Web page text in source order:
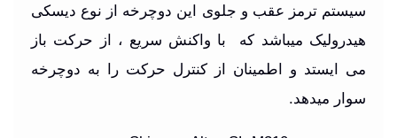
سیستم ترمز عقب و جلوی این دوچرخه از نوع دیسکی
هیدرولیک میباشد که با واکنش سریع ، از حرکت باز
می ایستد و اطمینان از کنترل حرکت را به دوچرخه
سوار میدهد.